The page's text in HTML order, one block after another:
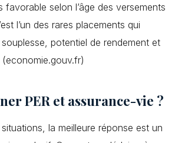
favorable selon l’âge des versements
l’un des rares placements qui
potentiel de rendement et
PER et assurance-vie ?
la meilleure réponse est un